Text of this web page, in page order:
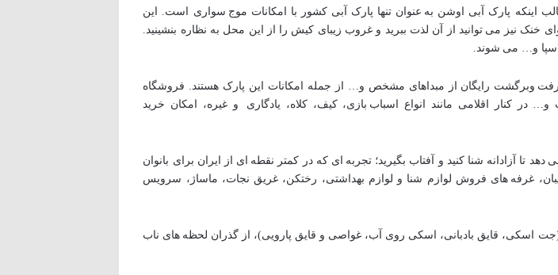
اینکه پارک آبی اوشن به عنوان تنها پارک آبی کشور با امکانات موج سواری است. این
نیز می توانید از آن لذت ببرید و غروب زیبای کیش را از این محل به نظاره بنشینید.
و… می شوند.
وبرگشت رایگان از مبداهای مشخص و… از جمله امکانات این پارک هستند. فروشگاه
در کنار اقلامی مانند انواع اسباب بازی، کیف، کلاه، یادگاری و غیره، امکان خرید
تا آزادانه شنا کنید و آفتاب بگیرید؛ تجربه ای که در کمتر نقطه ای از ایران برای بانوان
غرفه های فروش لوازم شنا و لوازم بهداشتی، رختکن، غریق نجات، ماساژ، سرویس
(جت اسکی، قایق بادبانی، اسکی روی آب، غواصی و قایق پارویی)، از گذران لحظه های ناب